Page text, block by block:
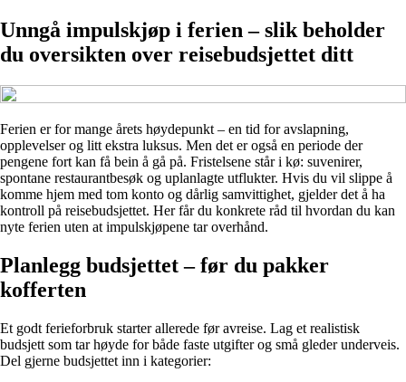
Unngå impulskjøp i ferien – slik beholder
du oversikten over reisebudsjettet ditt
Ferien er for mange årets høydepunkt – en tid for avslapning,
opplevelser og litt ekstra luksus. Men det er også en periode der
pengene fort kan få bein å gå på. Fristelsene står i kø: suvenirer,
spontane restaurantbesøk og uplanlagte utflukter. Hvis du vil slippe å
komme hjem med tom konto og dårlig samvittighet, gjelder det å ha
kontroll på reisebudsjettet. Her får du konkrete råd til hvordan du kan
nyte ferien uten at impulskjøpene tar overhånd.
Planlegg budsjettet – før du pakker
kofferten
Et godt ferieforbruk starter allerede før avreise. Lag et realistisk
budsjett som tar høyde for både faste utgifter og små gleder underveis.
Del gjerne budsjettet inn i kategorier: